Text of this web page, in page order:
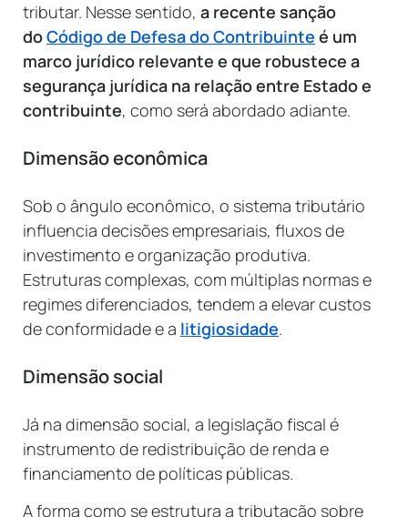
tributar. Nesse sentido, a recente sanção
doCódigo de Defesa do Contribuinte é um
marco jurídico relevante e que robustece a
segurança jurídica na relação entre Estado e
contribuinte, como será abordado adiante.
Dimensão econômica
Sob o ângulo econômico, o sistema tributário
influencia decisões empresariais, fluxos de
investimento e organização produtiva.
Estruturas complexas, com múltiplas normas e
regimes diferenciados, tendem a elevar custos
de conformidade e a litigiosidade.
Dimensão social
Já na dimensão social, a legislação fiscal é
instrumento de redistribuição de renda e
financiamento de políticas públicas.
A forma como se estrutura a tributação sobre